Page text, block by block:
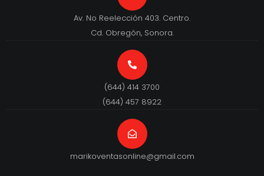
Av. No Reelección 403. Centro.
Cd. Obregón, Sonora.
(644) 414 3700
(644) 457 8922
marikoventasonline@gmail.com